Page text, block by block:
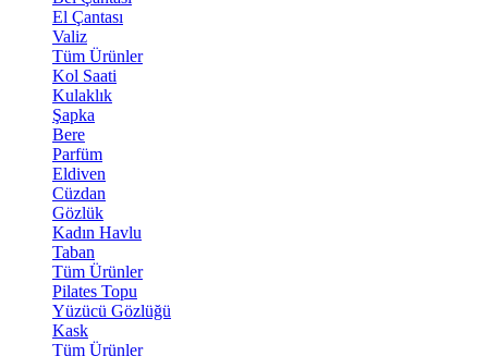
El Çantası
Valiz
Tüm Ürünler
Kol Saati
Kulaklık
Şapka
Bere
Parfüm
Eldiven
Cüzdan
Gözlük
Kadın Havlu
Taban
Tüm Ürünler
Pilates Topu
Yüzücü Gözlüğü
Kask
Tüm Ürünler